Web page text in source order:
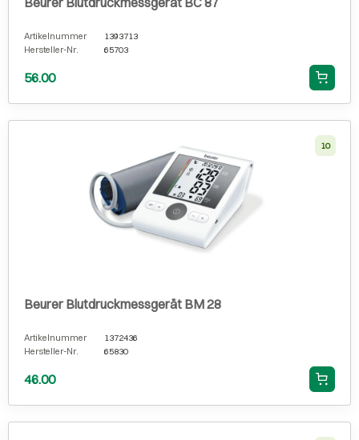
Artikelnummer
1393713
Hersteller-Nr.
65703
56.00
10
Beurer Blutdruckmessgerät BM 28
Artikelnummer
1372436
Hersteller-Nr.
65830
46.00